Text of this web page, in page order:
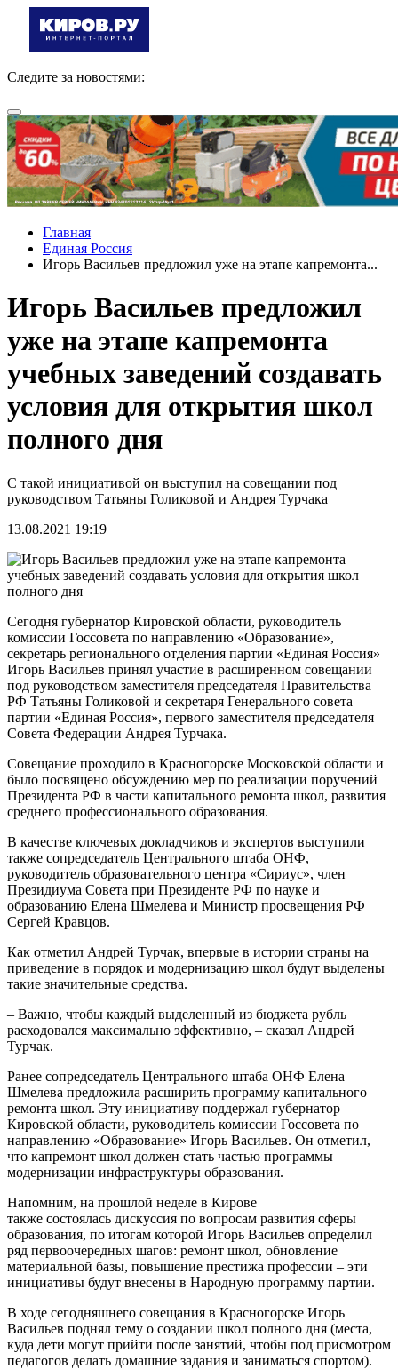
Следите за новостями:
Главная
Единая Россия
Игорь Васильев предложил уже на этапе капремонта...
Игорь Васильев предложил
уже на этапе капремонта
учебных заведений создавать
условия для открытия школ
полного дня
С такой инициативой он выступил на совещании под
руководством Татьяны Голиковой и Андрея Турчака
13.08.2021 19:19
Сегодня губернатор Кировской области, руководитель
комиссии Госсовета по направлению «Образование»,
секретарь регионального отделения партии «Единая Россия»
Игорь Васильев принял участие в расширенном совещании
под руководством заместителя председателя Правительства
РФ Татьяны Голиковой и секретаря Генерального совета
партии «Единая Россия», первого заместителя председателя
Совета Федерации Андрея Турчака.
Совещание проходило в Красногорске Московской области и
было посвящено обсуждению мер по реализации поручений
Президента РФ в части капитального ремонта школ, развития
среднего профессионального образования.
В качестве ключевых докладчиков и экспертов выступили
также сопредседатель Центрального штаба ОНФ,
руководитель образовательного центра «Сириус», член
Президиума Совета при Президенте РФ по науке и
образованию Елена Шмелева и Министр просвещения РФ
Сергей Кравцов.
Как отметил Андрей Турчак, впервые в истории страны на
приведение в порядок и модернизацию школ будут выделены
такие значительные средства.
– Важно, чтобы каждый выделенный из бюджета рубль
расходовался максимально эффективно, – сказал Андрей
Турчак.
Ранее сопредседатель Центрального штаба ОНФ Елена
Шмелева предложила расширить программу капитального
ремонта школ. Эту инициативу поддержал губернатор
Кировской области, руководитель комиссии Госсовета по
направлению «Образование» Игорь Васильев. Он отметил,
что капремонт школ должен стать частью программы
модернизации инфраструктуры образования.
Напомним, на прошлой неделе в Кирове
также состоялась дискуссия по вопросам развития сферы
образования, по итогам которой Игорь Васильев определил
ряд первоочередных шагов: ремонт школ, обновление
материальной базы, повышение престижа профессии – эти
инициативы будут внесены в Народную программу партии.
В ходе сегодняшнего совещания в Красногорске Игорь
Васильев поднял тему о создании школ полного дня (места,
куда дети могут прийти после занятий, чтобы под присмотром
педагогов делать домашние задания и заниматься спортом).